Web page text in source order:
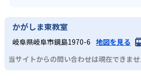
かがしま東教室
岐阜県岐阜市鏡島1970-6 地図を見る
当サイトからの問い合わせは現在できま